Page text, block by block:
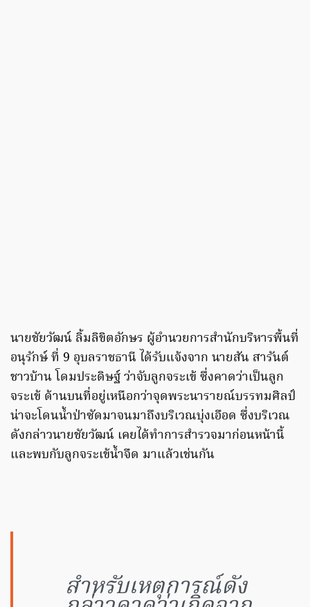
นายชัยวัฒน์ ลิ้มลิขิตอักษร ผู้อำนวยการสำนักบริหารพื้นที่
อนุรักษ์ ที่ 9 อุบลราชธานี ได้รับแจ้งจาก​ นายสัน สารันต์
ชาวบ้าน โดมประดิษฐ์ ว่าจับลูกจระเข้ ซึ่งคาดว่าเป็นลูก
จระเข้ ด้านบนที่อยู่เหนือกว่าจุดพระนารายณ์บรรทมศิลป์
น่าจะโดนน้ำป่าซัดมาจนมาถึงบริเวณบุ่งเอือด ซึ่งบริเวณ
ดังกล่าวนายชัยวัฒน์​ เคยได้ทำการสำรวจมาก่อนหน้านี้
และพบกับลูกจระเข้น้ำจืด มาแล้วเช่นกัน​
สำหรับเหตุการณ์ดัง